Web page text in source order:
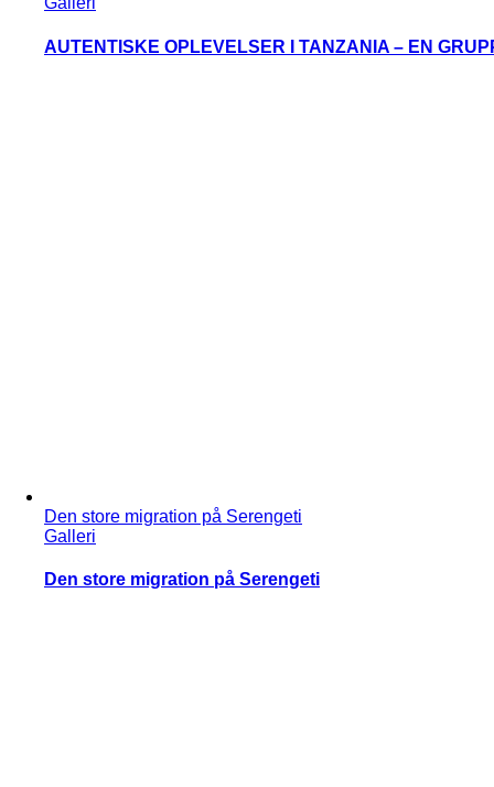
AUTENTISKE OPLEVELSER I TANZANIA – EN
Den store migration på Serengeti
Galleri
Den store migration på Serengeti